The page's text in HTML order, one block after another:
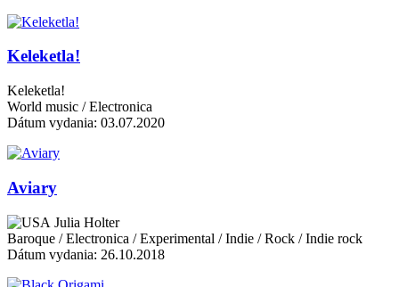
Keleketla!
Keleketla!
World music / Electronica
Dátum vydania: 03.07.2020
Aviary
Julia Holter
Baroque / Electronica / Experimental / Indie / Rock / Indie rock
Dátum vydania: 26.10.2018